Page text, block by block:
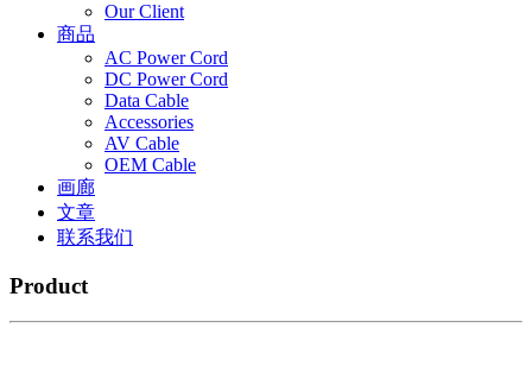
Our Client
商品
AC Power Cord
DC Power Cord
Data Cable
Accessories
AV Cable
OEM Cable
画廊
文章
联系我们
Product